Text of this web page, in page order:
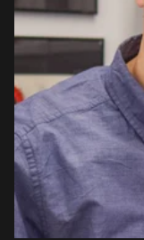
EURÓPA
ELŐADÓK
INGYENES
JEGYEK
KOSÁR